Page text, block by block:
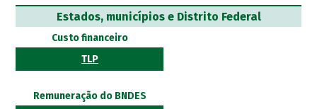
Estados, municípios e Distrito Federal
Custo financeiro
TLP
Remuneração do BNDES